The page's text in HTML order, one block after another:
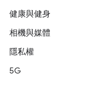
健康與健身
相機與媒體
隱私權
5G